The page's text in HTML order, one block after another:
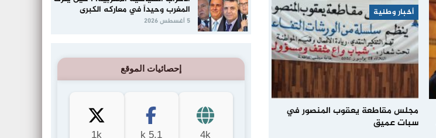
أخبار وطنية
مجلس مقاطعة يعقوب المنصور في
سبات عميق
المغرب وحيداً في معاركه الكبرى
5 أغسطس 2026
إحصائيات الموقع
4k
5.1 k
1k